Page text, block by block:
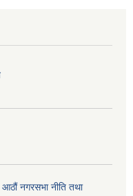
नगरसभा नीति तथा